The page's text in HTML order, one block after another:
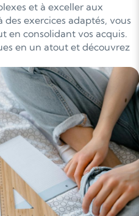
et à exceller aux
exercices adaptés, vous
en consolidant vos acquis.
en un atout et découvrez